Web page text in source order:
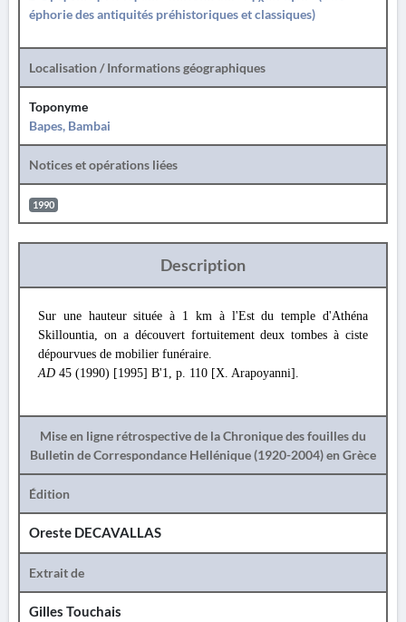
éphorie des antiquités préhistoriques et classiques)
Localisation / Informations géographiques
Toponyme
Bapes, Bambai
Notices et opérations liées
1990
Description
Sur une hauteur située à 1 km à l'Est du temple d'Athéna
Skillountia, on a découvert fortuitement deux tombes à ciste
dépourvues de mobilier funéraire.
AD 45 (1990) [1995] Β'1, p. 110 [X. Arapoyanni].
Mise en ligne rétrospective de la Chronique des fouilles du
Bulletin de Correspondance Hellénique (1920-2004) en Grèce
Édition
Oreste DECAVALLAS
Extrait de
Gilles Touchais